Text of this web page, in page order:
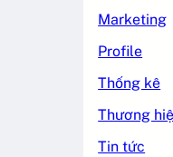
Marketing
Profile
Thống kê
Thương
Tin tức